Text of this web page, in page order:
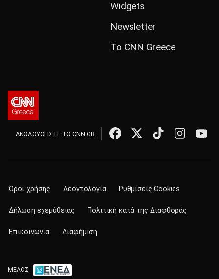
Widgets
Newsletter
Το CNN Greece
ΑΚΟΛΟΥΘΗΣΤΕ ΤΟ CNN.GR
Όροι χρήσης Δεοντολογία Ρυθμίσεις Cookies
Δήλωση εχεμύθειας Πολιτική κατά της Διαφθοράς
Επικοινωνία Διαφήμιση
ΜΕΛΟΣ